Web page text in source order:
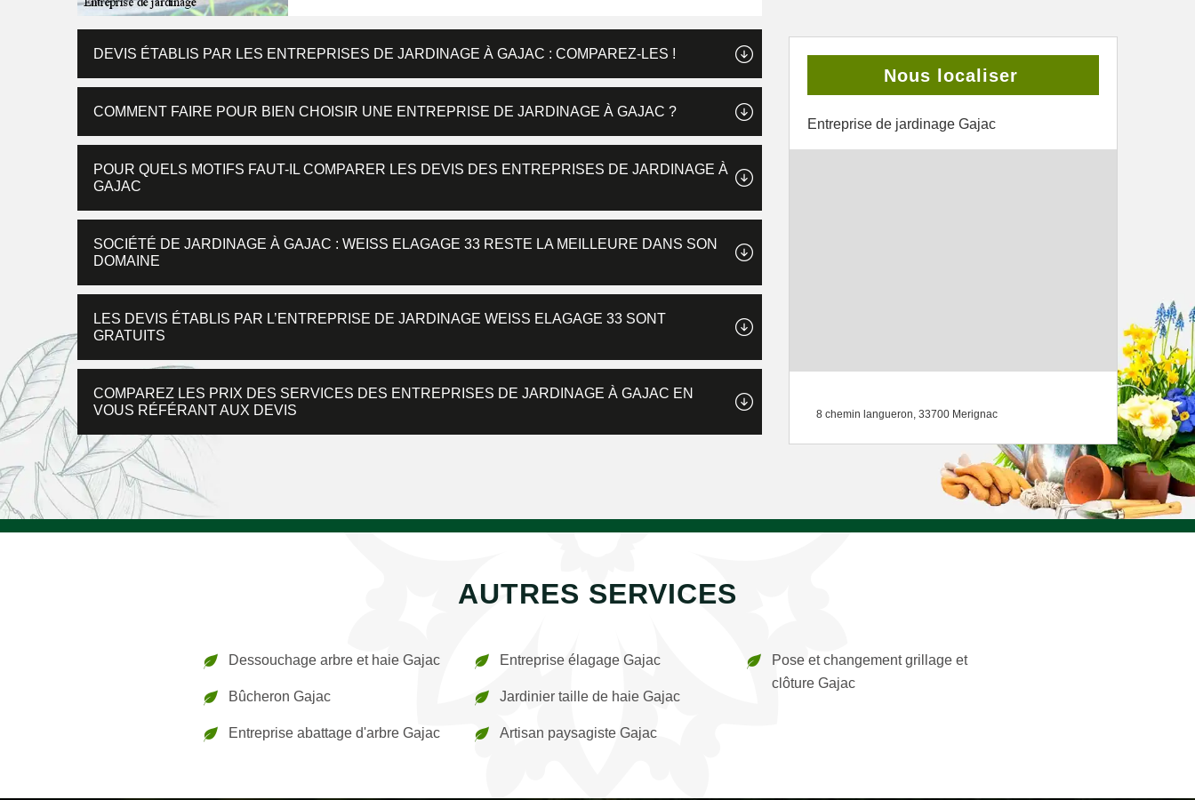
DEVIS ÉTABLIS PAR LES ENTREPRISES DE JARDINAGE À GAJAC : COMPAREZ-LES !
COMMENT FAIRE POUR BIEN CHOISIR UNE ENTREPRISE DE JARDINAGE À GAJAC ?
POUR QUELS MOTIFS FAUT-IL COMPARER LES DEVIS DES ENTREPRISES DE JARDINAGE À
GAJAC
SOCIÉTÉ DE JARDINAGE À GAJAC : WEISS ELAGAGE 33 RESTE LA MEILLEURE DANS SON
DOMAINE
LES DEVIS ÉTABLIS PAR L’ENTREPRISE DE JARDINAGE WEISS ELAGAGE 33 SONT
GRATUITS
COMPAREZ LES PRIX DES SERVICES DES ENTREPRISES DE JARDINAGE À GAJAC EN
VOUS RÉFÉRANT AUX DEVIS
Nous localiser
Entreprise de jardinage Gajac
8 chemin langueron, 33700 Merignac
AUTRES SERVICES
Dessouchage arbre et haie Gajac
Bûcheron Gajac
Entreprise abattage d'arbre Gajac
Entreprise élagage Gajac
Jardinier taille de haie Gajac
Artisan paysagiste Gajac
Pose et changement grillage et
clôture Gajac